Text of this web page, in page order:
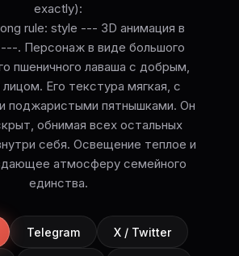
exactly):
rule: style --- 3D анимация в
. Персонаж в виде большого
пшеничного лаваша с добрым,
Его текстура мягкая, с
поджаристыми пятнышками. Он
обнимая всех остальных
себя. Освещение теплое и
атмосферу семейного
единства.
Telegram X / Twitter